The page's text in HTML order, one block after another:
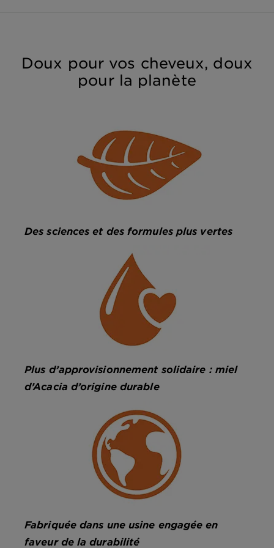
Doux pour vos cheveux, doux
pour la planète
Des sciences et des formules plus vertes
Plus d’approvisionnement solidaire : miel
d’Acacia d’origine durable
Fabriquée dans une usine engagée en
faveur de la durabilité